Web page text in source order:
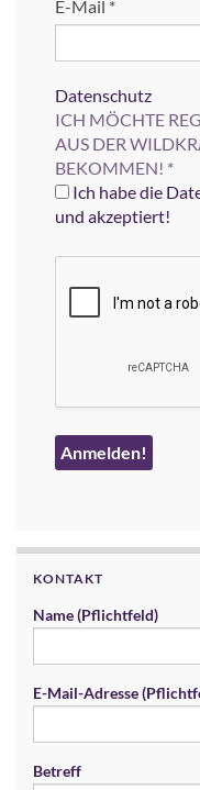
E-Mail *
Datenschutz
ICH MÖCHTE
AUS DER
BEKOMMEN! *
Ich habe die
und akzeptiert!
KONTAKT
Name (Pflichtfeld)
E-Mail-Adresse
Betreff